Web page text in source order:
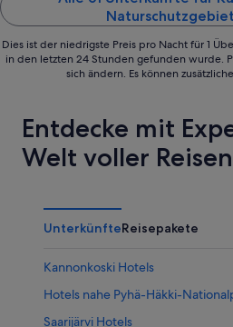
Dies ist der niedrigste Preis pro Nacht für 1
in den letzten 24 Stunden gefunden wurde.
sich ändern. Es können
Entdecke mit
Welt voller Reisen
UnterkünfteReisepakete
Kannonkoski Hotels
Hotels nahe Pyhä-Häkki-
Saarijärvi Hotels